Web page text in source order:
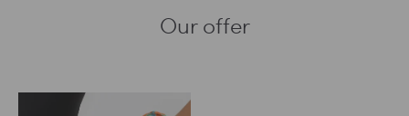
Our offer